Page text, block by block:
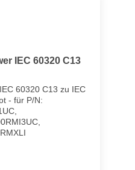
IEC 60320 C13
60320 C13 zu IEC
- für P/N: